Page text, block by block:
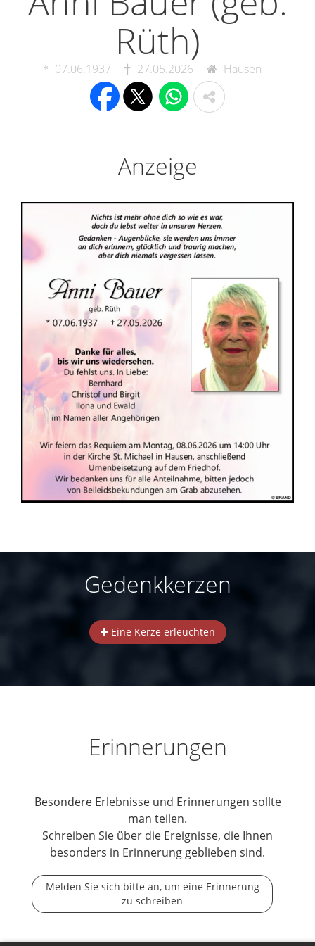
Rüth)
07.06.1937 27.05.2026 Hausen
Anzeige
Gedenkkerzen
Eine Kerze erleuchten
Erinnerungen
Besondere Erlebnisse und Erinnerungen sollte
man teilen.
Schreiben Sie über die Ereignisse, die Ihnen
besonders in Erinnerung geblieben sind.
Melden Sie sich bitte an, um eine Erinnerung
zu schreiben